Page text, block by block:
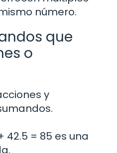
número.
que
o
y
42.5 = 85 es una